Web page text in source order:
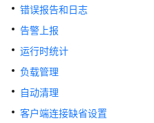
计
费
说
明
快
速
入
错误报告和日志
告警上报
运行时统计
负载管理
自动清理
客户端连接缺省设置